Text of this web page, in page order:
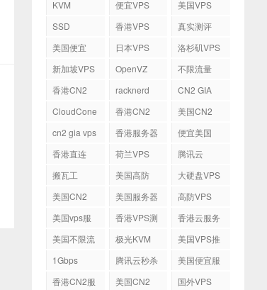
KVM 便宜VPS
美国VPS
SSD
香港VPS
真实测评
美国便宜
日本VPS
洛杉矶VPS
新加坡VPS
OpenVZ
不限流量
香港CN2
racknerd
CN2 GIA
CloudCone
香港CN2
美国CN2
cn2 gia vps
香港服务器
便宜美国
香港直连
荷兰VPS
腾讯云
搬瓦工
美国高防
大硬盘VPS
美国CN2
美国服务器
高防VPS
美国vps服
香港VPS测
香港云服务
美国不限流
极光KVM
美国VPS推
1Gbps 腾讯云秒杀
美国便宜服
香港CN2服
美国CN2
国外VPS